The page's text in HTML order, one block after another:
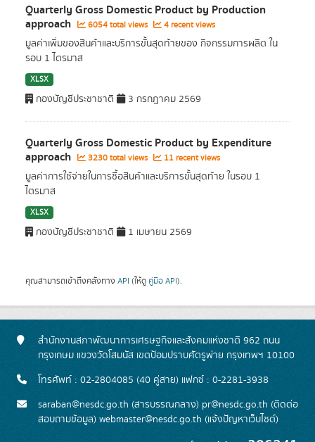
Quarterly Gross Domestic Product by Production
approach 6054 total views 4 recent views
มูลค่าเพิ่มของสินค้าและบริการขั้นสุดท้ายของ กิจกรรมการผลิต ใน
รอบ 1 ไตรมาส
XLSX
กองบัญชีประชาชาติ 3 กรกฎาคม 2569
Quarterly Gross Domestic Product by Expenditure
approach 3230 total views 11 recent views
มูลค่าการใช้จ่ายในการซื้อสินค้าและบริการขั้นสุดท้าย ในรอบ 1
ไตรมาส
XLSX
กองบัญชีประชาชาติ 1 เมษายน 2569
คุณสามารถเข้าถึงคลังทาง API (ให้ดู คู่มือ API).
สำนักงานสภาพัฒนาการเศรษฐกิจและสังคมแห่งชาติ 962 ถนน
กรุงเกษม แขวงวัดโสมนัส เขตป้อมปราบศัตรูพ่าย กรุงเทพฯ 10100
โทรศัพท์ : 02-2804085 (40 คู่สาย) แฟกซ์ : 0-2281-3938
saraban@nesdc.go.th (สารบรรณกลาง) pr@nesdc.go.th (ติดต่อ
สอบถามข้อมูล) webmaster@nesdc.go.th (แจ้งปัญหาเว็บไซต์)